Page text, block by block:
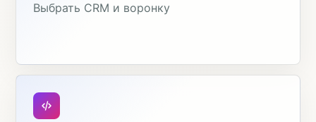
Выбрать CRM и воронку